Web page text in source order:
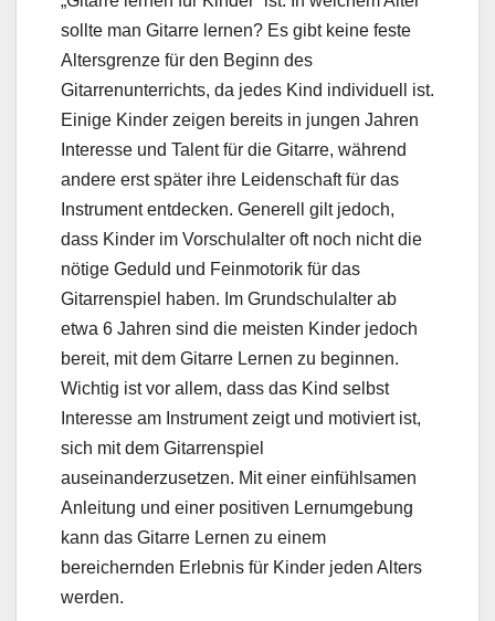
sollte man Gitarre lernen? Es gibt keine feste
Altersgrenze für den Beginn des
Gitarrenunterrichts, da jedes Kind individuell ist.
Einige Kinder zeigen bereits in jungen Jahren
Interesse und Talent für die Gitarre, während
andere erst später ihre Leidenschaft für das
Instrument entdecken. Generell gilt jedoch,
dass Kinder im Vorschulalter oft noch nicht die
nötige Geduld und Feinmotorik für das
Gitarrenspiel haben. Im Grundschulalter ab
etwa 6 Jahren sind die meisten Kinder jedoch
bereit, mit dem Gitarre Lernen zu beginnen.
Wichtig ist vor allem, dass das Kind selbst
Interesse am Instrument zeigt und motiviert ist,
sich mit dem Gitarrenspiel
auseinanderzusetzen. Mit einer einfühlsamen
Anleitung und einer positiven Lernumgebung
kann das Gitarre Lernen zu einem
bereichernden Erlebnis für Kinder jeden Alters
werden.